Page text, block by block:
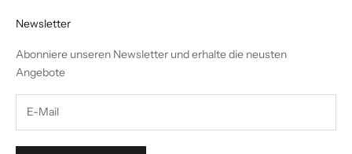
Newsletter
Abonniere unseren Newsletter und erhalte die neusten
Angebote